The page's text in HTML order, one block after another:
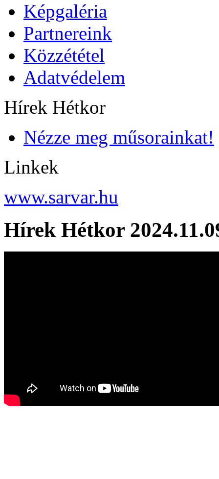
Képgaléria
Partnereink
Közzététel
Adatvédelem
Hírek Hétkor
Nézze meg műsorainkat!
Linkek
www.sarvar.hu
Hírek Hétkor